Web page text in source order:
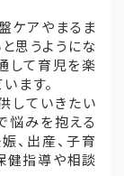
ケアやまるま
思うようにな
して育児を楽
ます。
していきたい
悩みを抱える
、出産、子育
健指導や相談